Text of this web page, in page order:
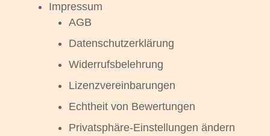
Impressum
AGB
Datenschutzerklärung
Widerrufsbelehrung
Lizenzvereinbarungen
Echtheit von Bewertungen
Privatsphäre-Einstellungen ändern